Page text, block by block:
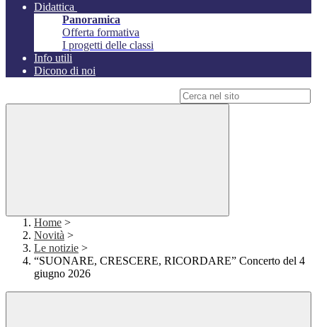
Didattica
Panoramica
Offerta formativa
I progetti delle classi
Info utili
Dicono di noi
Home >
Novità >
Le notizie >
“SUONARE, CRESCERE, RICORDARE” Concerto del 4
giugno 2026